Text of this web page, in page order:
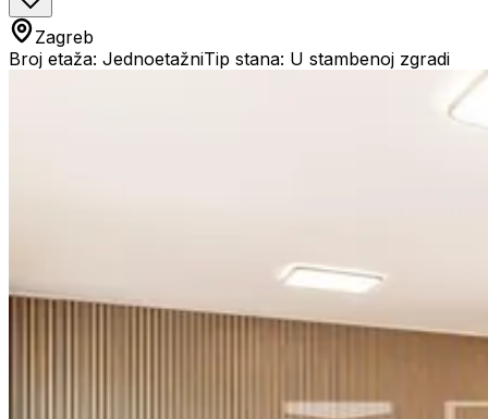
Zagreb
Broj etaža: JednoetažniTip stana: U stambenoj zgradi